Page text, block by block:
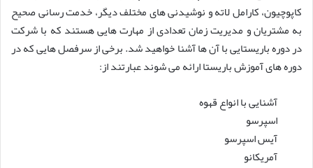
کاپوچیون، کارامل لاته و نوشیدنی های مختلف دیگر، خدمت رسانی صحیح
به مشتریان و مدیریت زمان تعدادی از مهارت هایی هستند که با شرکت
در دوره باریستایی با آن ها آشنا خواهید شد. برخی از سرفصل هایی که در
دوره های آموزش باریستا ارائه می شوند عبارتند از:
آشنایی با انواع قهوه
اسپرسو
آیس اسپرسو
آمریکانو